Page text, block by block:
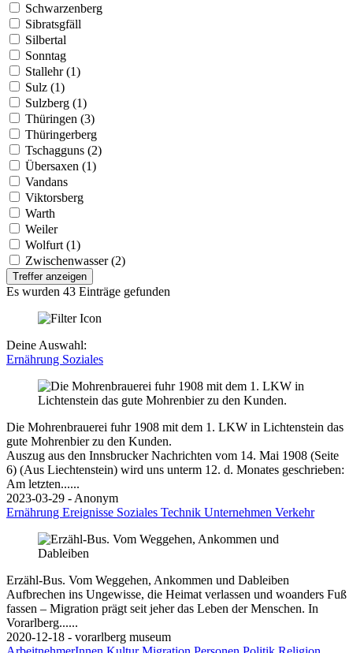
Schwarzenberg
Sibratsgfäll
Silbertal
Sonntag
Stallehr (1)
Sulz (1)
Sulzberg (1)
Thüringen (3)
Thüringerberg
Tschagguns (2)
Übersaxen (1)
Vandans
Viktorsberg
Warth
Weiler
Wolfurt (1)
Zwischenwasser (2)
Treffer anzeigen
Es wurden 43 Einträge gefunden
Deine Auswahl:
Ernährung Soziales
Die Mohrenbrauerei fuhr 1908 mit dem 1. LKW in Lichtenstein das
gute Mohrenbier zu den Kunden.
Auszug aus den Innsbrucker Nachrichten vom 14. Mai 1908 (Seite
6) (Aus Liechtenstein) wird uns unterm 12. d. Monates geschrieben:
Am letzten......
2023-03-29 - Anonym
Ernährung Ereignisse Soziales Technik Unternehmen Verkehr
Erzähl-Bus. Vom Weggehen, Ankommen und Dableiben
Aufbrechen ins Ungewisse, die Heimat verlassen und woanders Fuß
fassen – Migration prägt seit jeher das Leben der Menschen. In
Vorarlberg......
2020-12-18 - vorarlberg museum